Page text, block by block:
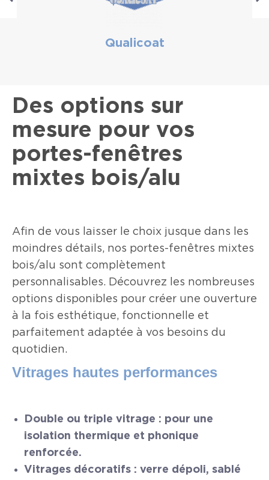
Qualicoat
Des options sur
mesure pour vos
portes-fenêtres
mixtes bois/alu
Afin de vous laisser le choix jusque dans les
moindres détails, nos portes-fenêtres mixtes
bois/alu sont complètement
personnalisables. Découvrez les nombreuses
options disponibles pour créer une ouverture
à la fois esthétique, fonctionnelle et
parfaitement adaptée à vos besoins du
quotidien.
Vitrages hautes performances
Double ou triple vitrage : pour une
isolation thermique et phonique
renforcée.
Vitrages décoratifs : verre dépoli, sablé